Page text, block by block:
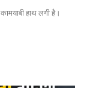
हाथ लगी है।